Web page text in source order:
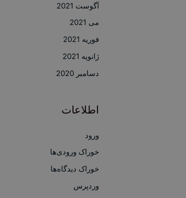
آگوست 2021
می 2021
فوریه 2021
ژانویه 2021
دسامبر 2020
اطلاعات
ورود
خوراک ورودی‌ها
خوراک دیدگاه‌ها
وردپرس